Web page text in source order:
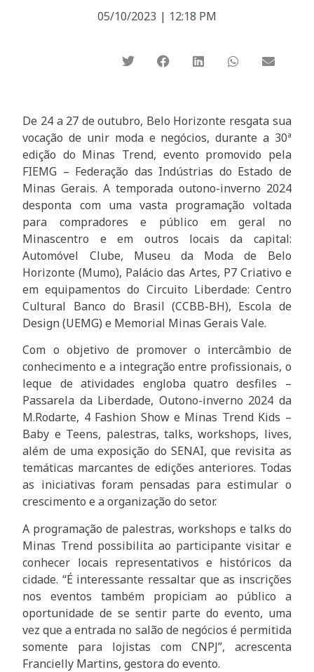
05/10/2023 | 12:18 PM
De 24 a 27 de outubro, Belo Horizonte resgata sua
vocação de unir moda e negócios, durante a 30ª
edição do Minas Trend, evento promovido pela
FIEMG – Federação das Indústrias do Estado de
Minas Gerais. A temporada outono-inverno 2024
desponta com uma vasta programação voltada
para compradores e público em geral no
Minascentro e em outros locais da capital:
Automóvel Clube, Museu da Moda de Belo
Horizonte (Mumo), Palácio das Artes, P7 Criativo e
em equipamentos do Circuito Liberdade: Centro
Cultural Banco do Brasil (CCBB-BH), Escola de
Design (UEMG) e Memorial Minas Gerais Vale.
Com o objetivo de promover o intercâmbio de
conhecimento e a integração entre profissionais, o
leque de atividades engloba quatro desfiles –
Passarela da Liberdade, Outono-inverno 2024 da
M.Rodarte, 4 Fashion Show e Minas Trend Kids –
Baby e Teens, palestras, talks, workshops, lives,
além de uma exposição do SENAI, que revisita as
temáticas marcantes de edições anteriores. Todas
as iniciativas foram pensadas para estimular o
crescimento e a organização do setor.
A programação de palestras, workshops e talks do
Minas Trend possibilita ao participante visitar e
conhecer locais representativos e históricos da
cidade. “É interessante ressaltar que as inscrições
nos eventos também propiciam ao público a
oportunidade de se sentir parte do evento, uma
vez que a entrada no salão de negócios é permitida
somente para lojistas com CNPJ”, acrescenta
Francielly Martins, gestora do evento.